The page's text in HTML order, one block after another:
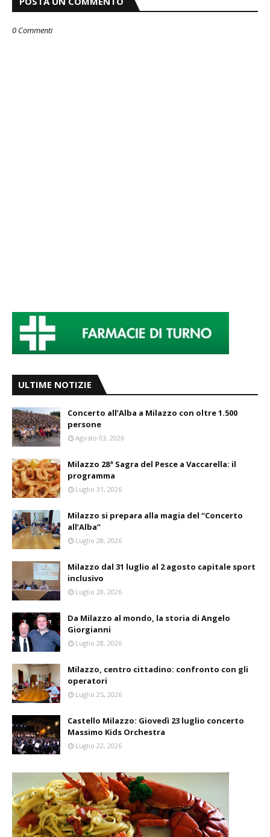
0 Commenti
ULTIME NOTIZIE
Concerto all’Alba a Milazzo con oltre 1.500
persone
Agosto 03, 2026
Milazzo 28ª Sagra del Pesce a Vaccarella: il
programma
Luglio 31, 2026
Milazzo si prepara alla magia del “Concerto
all’Alba”
Luglio 28, 2026
Milazzo dal 31 luglio al 2 agosto capitale sport
inclusivo
Luglio 28, 2026
Da Milazzo al mondo, la storia di Angelo
Giorgianni
Luglio 28, 2026
Milazzo, centro cittadino: confronto con gli
operatori
Luglio 25, 2026
Castello Milazzo: Giovedì 23 luglio concerto
Massimo Kids Orchestra
Luglio 22, 2026